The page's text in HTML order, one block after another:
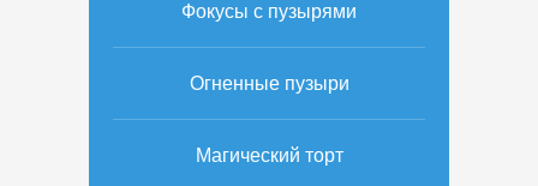
Фокусы с пузырями
Огненные пузыри
Магический торт